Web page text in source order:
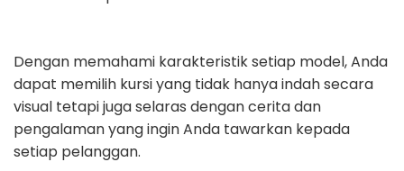
Dengan memahami karakteristik setiap model, Anda
dapat memilih kursi yang tidak hanya indah secara
visual tetapi juga selaras dengan cerita dan
pengalaman yang ingin Anda tawarkan kepada
setiap pelanggan.